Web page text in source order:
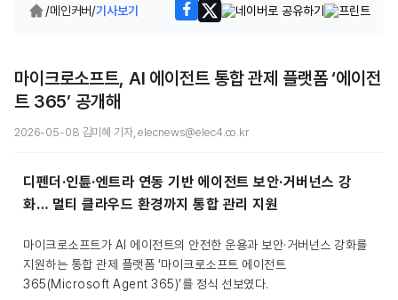
/메인커버/기사보기
마이크로소프트, AI 에이전트 통합 관제 플랫폼 ‘에이전
트 365’ 공개해
2026-05-08 김미혜 기자, elecnews@elec4.co.kr
디펜더·인튠·엔트라 연동 기반 에이전트 보안·거버넌스 강
화… 멀티 클라우드 환경까지 통합 관리 지원
마이크로소프트가 AI 에이전트의 안전한 운용과 보안·거버넌스 강화를
지원하는 통합 관제 플랫폼 ‘마이크로소프트 에이전트
365(Microsoft Agent 365)’를 정식 선보였다.